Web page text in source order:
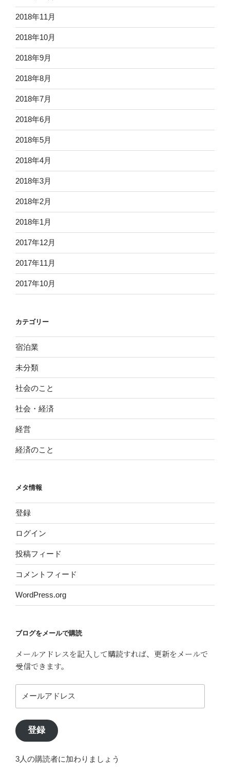
2018年11月
2018年10月
2018年9月
2018年8月
2018年7月
2018年6月
2018年5月
2018年4月
2018年3月
2018年2月
2018年1月
2017年12月
2017年11月
2017年10月
カテゴリー
宿泊業
未分類
社会のこと
社会・経済
経営
経済のこと
メタ情報
登録
ログイン
投稿フィード
コメントフィード
WordPress.org
ブログをメールで購読
メールアドレスを記入して購読すれば、更新をメールで
受信できます。
ー
ア
ド
ス
登録
3人の購読者に加わりましょう